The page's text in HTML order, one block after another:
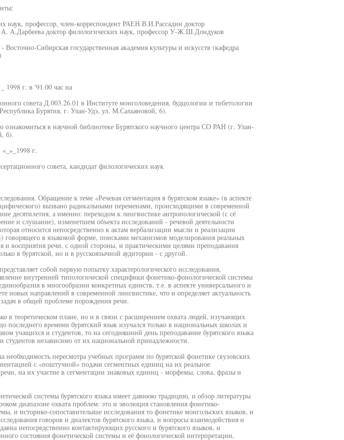
наук, профессор, член-корреспондент РАЕН В.И.Рассадин доктор
А. А.Дарбеева доктор филологических наук, профессор У-Ж.Ш.Дондуков
Восточно-Сибирская государственная академия культуры и искусств (кафедра
1998 г. в '91.00 час на
совета Д.003.26.01 в Институте монголоведения, будцологии и тибетологии
Бурятия, г. Улан-Удэ, ул. М.Сахьяновой, 6).
ознакомиться в научной библиотеке Бурятского научного центра СО РАН (г. Улан-
б).
«_»_1998 г.
совета, кандидат филологических наук
Обращение к теме «Речевая сегментация в бурятском языке» (в аспекте
вызвано радикальными переменами, происходящими в современной
десятилетия, а именно: переходом к лингвистике антропологической (с сё
и слушание), изменетшем объекта исследований - речевой деятельности
относится непосредственно к актам вербализации мысли и реализации
говорящего в языковой форме, поисками механизмов моделирования реальных
и восприятия речи, с одной стороны, и практическими целями преподавания
в бурятской, но и в русскоязычной аудитории - с другой.
собой первую попытку характерологического исследования,
внутренней типологической специфики фонетико-фонологической системы
в многообразии конкретных единств, т.е. в аспекте универсального и
новых направлений в современной лингвистике, что и определяет актуальность
в общей проблеме порождения речи.
в теоретическом плане, но и в связи с расширением охвата людей, изучающих
последнего времени бурятский язык изучался только в национальных школах и
учащихся и студентов, то на сегодняшний день преподавание бурятского языка
студентов независимо от их национальной принадлежности.
необходимость пересмотра учебных программ по бурятской фонетике (вузовских
с «поштучной» подачи сегментных единиц на их реальное
на их участие в сегментации знаковых единиц - морфемы, слова, фразы и
системы бурятского языка имеет давнюю традицию, и обзор литературы
диапазоне охвата проблем: это и эволюция становления фонетико-
и историко-сопоставителыше исследования то фонетике монгольских языков, и
говоров и диалектов бурятского языка, и вопросы взаимодействия и
непосредственно контактирующих русского и бурятского языков, и
состояния фонетической системы и её фонологической интерпретации,